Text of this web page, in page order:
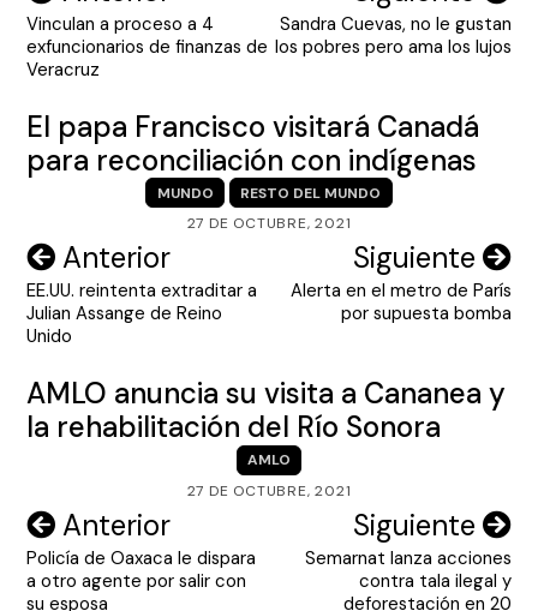
de
entradas
Vinculan a proceso a 4
exfuncionarios de finanzas de
Veracruz
Sandra Cuevas, no le gustan
los pobres pero ama los lujos
El papa Francisco visitará Canadá
para reconciliación con indígenas
MUNDO
RESTO DEL MUNDO
27 DE OCTUBRE, 2021
Navegación
de
entradas
Anterior
EE.UU. reintenta extraditar a
Julian Assange de Reino
Unido
Siguiente
Alerta en el metro de París
por supuesta bomba
AMLO anuncia su visita a Cananea y
la rehabilitación del Río Sonora
AMLO
27 DE OCTUBRE, 2021
Navegación
de
Anterior
Policía de Oaxaca le dispara
a otro agente por salir con
su esposa
Siguiente
Semarnat lanza acciones
contra tala ilegal y
deforestación en 20